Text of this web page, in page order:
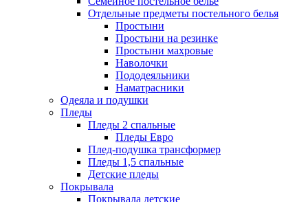
Отдельные предметы постельного белья
Простыни
Простыни на резинке
Простыни махровые
Наволочки
Пододеяльники
Наматрасники
Одеяла и подушки
Пледы
Пледы 2 спальные
Пледы Евро
Плед-подушка трансформер
Пледы 1,5 спальные
Детские пледы
Покрывала
Покрывала детские